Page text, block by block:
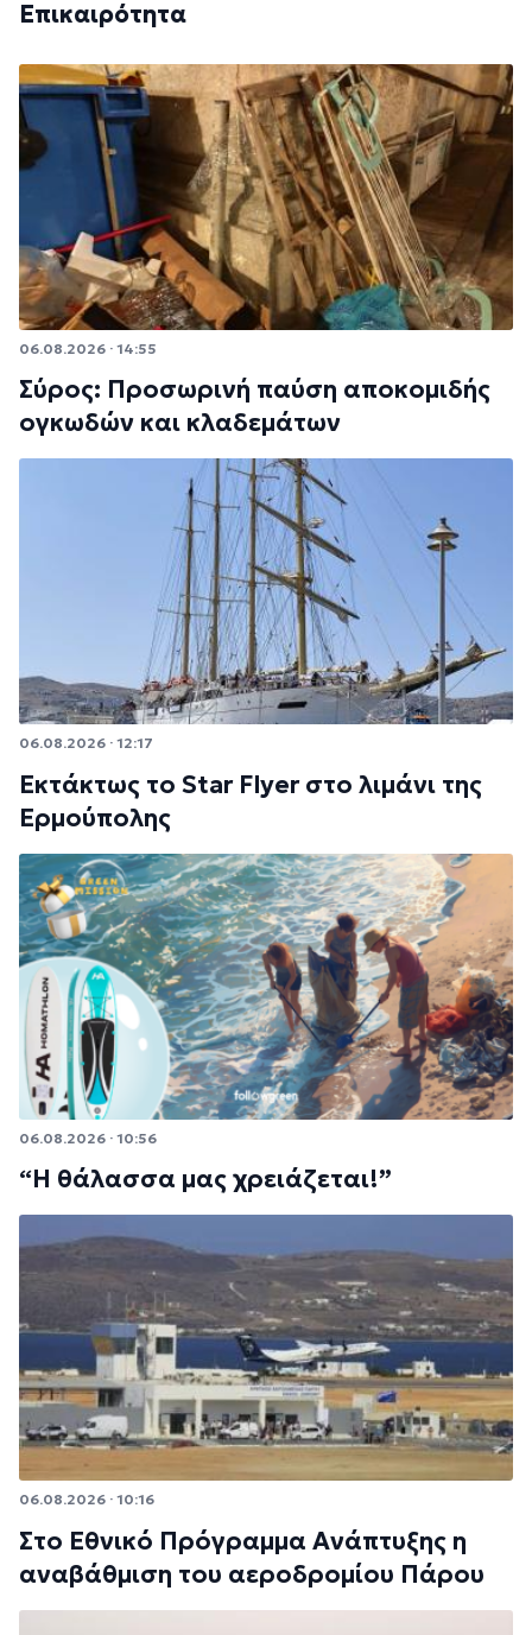
Επικαιρότητα
06.08.2026 · 14:55
Σύρος: Προσωρινή παύση αποκομιδής
ογκωδών και κλαδεμάτων
06.08.2026 · 12:17
Εκτάκτως το Star Flyer στο λιμάνι της
Ερμούπολης
06.08.2026 · 10:56
“Η θάλασσα μας χρειάζεται!”
06.08.2026 · 10:16
Στο Εθνικό Πρόγραμμα Ανάπτυξης η
αναβάθμιση του αεροδρομίου Πάρου